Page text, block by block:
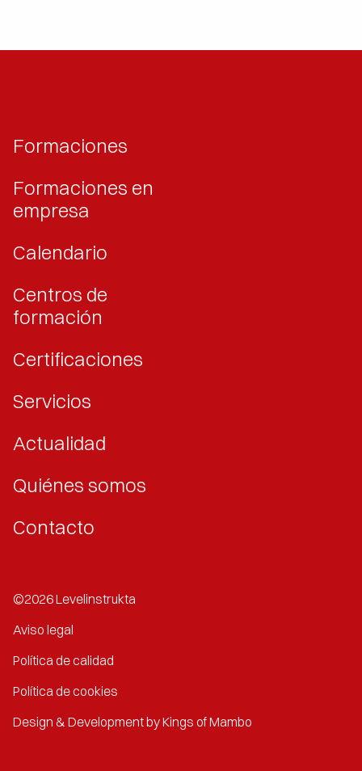
Formaciones
Formaciones en
empresa
Calendario
Centros de
formación
Certificaciones
Servicios
Actualidad
Quiénes somos
Contacto
©2026 Levelinstrukta
Aviso legal
Política de calidad
Política de cookies
Design & Development by Kings of Mambo